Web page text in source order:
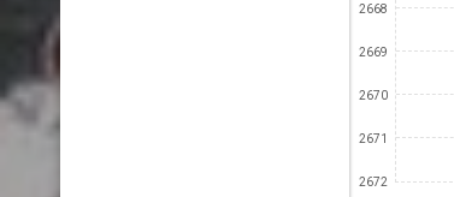
2668
2669
2670
2671
2672